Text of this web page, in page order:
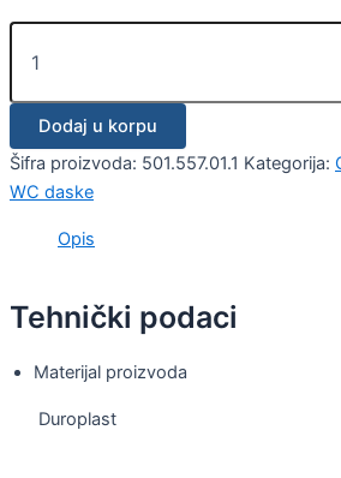
Dodaj u korpu
Šifra proizvoda: 501.557.01.1 Kategorija:
WC daske
Opis
Tehnički podaci
Materijal proizvoda
Duroplast